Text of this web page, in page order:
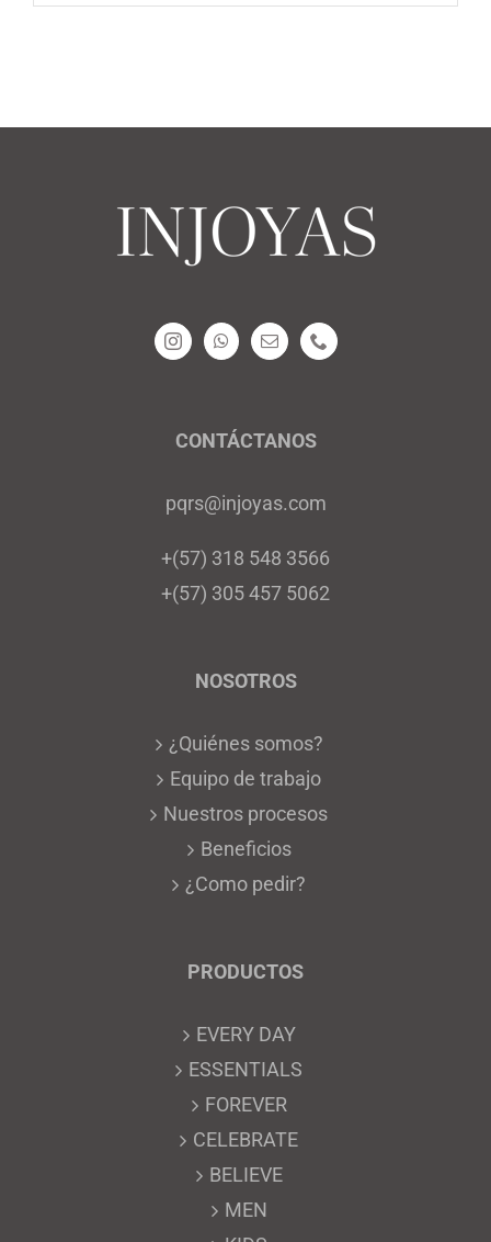
CONTÁCTANOS
pqrs@injoyas.com
+(57) 318 548 3566
+(57) 305 457 5062
NOSOTROS
¿Quiénes somos?
Equipo de trabajo
Nuestros procesos
Beneficios
¿Como pedir?
PRODUCTOS
EVERY DAY
ESSENTIALS
FOREVER
CELEBRATE
BELIEVE
MEN